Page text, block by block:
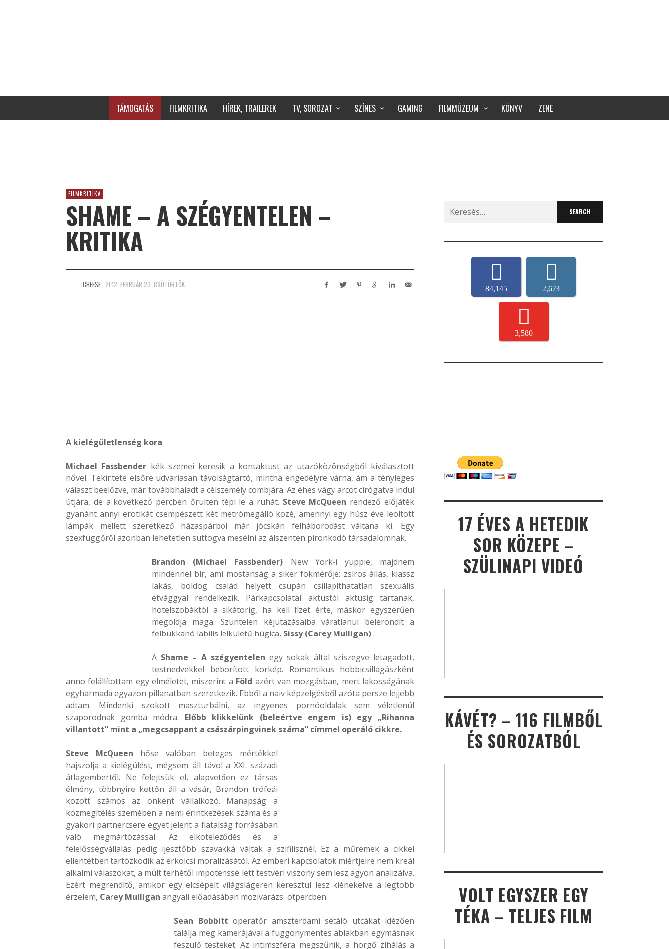
TÁMOGATÁS FILMKRITIKA HÍREK, TRAILEREK TV, SOROZAT SZÍNES GAMING FILMMÚZEUM KÖNYV ZENE
FILMKRITIKA
SHAME – A SZÉGYENTELEN –
KRITIKA
CHEESE 2012. FEBRUÁR 23. CSÜTÖRTÖK
A kielégületlenség kora
Michael Fassbender kék szemei keresik a kontaktust az utazóközönségből kiválasztott
nővel. Tekintete elsőre udvariasan távolságtartó, mintha engedélyre várna, ám a tényleges
választ beelőzve, már továbbhaladt a célszemély combjára. Az éhes vágy arcot cirógatva indul
útjára, de a következő percben őrülten tépi le a ruhát. Steve McQueen rendező előjáték
gyanánt annyi erotikát csempészett két metrómegálló közé, amennyi egy húsz éve leoltott
lámpák mellett szeretkező házaspárból már jócskán felháborodást váltana ki. Egy
szexfüggőről azonban lehetetlen suttogva mesélni az álszenten pironkodó társadalomnak.
Brandon (Michael Fassbender) New York-i yuppie, majdnem
mindennel bír, ami mostanság a siker fokmérője: zsíros állás, klassz
lakás, boldog család helyett csupán csillapíthatatlan szexuális
étvággyal rendelkezik. Párkapcsolatai aktustól aktusig tartanak,
hotelszobáktól a sikátorig, ha kell fizet érte, máskor egyszerűen
megoldja maga. Szüntelen kéjutazásaiba váratlanul belerondít a
felbukkanó labilis lelkületű húgica, Sissy (Carey Mulligan).
A Shame – A szégyentelen egy sokak által sziszegve letagadott,
testnedvekkel beborított korkép. Romantikus hobbicsillagászként
anno felállítottam egy elméletet, miszerint a Föld azért van mozgásban, mert lakosságának
egyharmada egyazon pillanatban szeretkezik. Ebből a naiv képzelgésből azóta persze lejjebb
adtam. Mindenki szokott maszturbálni, az ingyenes pornóoldalak sem véletlenül
szaporodnak gomba módra. Előbb klikkelünk (beleértve engem is) egy „Rihanna
villantott” mint a „megcsappant a császárpingvinek száma” címmel operáló cikkre.
Steve McQueen hőse valóban beteges mértékkel
hajszolja a kielégülést, mégsem áll távol a XXI. századi
átlagembertől. Ne felejtsük el, alapvetően ez társas
élmény, többnyire kettőn áll a vásár, Brandon trófeái
között számos az önként vállalkozó. Manapság a
közmegítélés szemében a nemi érintkezések száma és a
gyakori partnercsere egyet jelent a fiatalság forrásában
való megmártózással. Az elköteleződés és a
felelősségvállalás pedig ijesztőbb szavakká váltak a szifilisznél. Ez a műremek a cikkel
ellentétben tartózkodik az erkölcsi moralizásától. Az emberi kapcsolatok miértjeire nem kreál
alkalmi válaszokat, a múlt terhétől impotenssé lett testvéri viszony sem lesz agyon analizálva.
Ezért megrendítő, amikor egy elcsépelt világslágeren keresztül lesz kiénekelve a legtöbb
érzelem, Carey Mulligan angyali előadásában mozivarázs ötpercben.
Sean Bobbitt operatőr amszterdami sétáló utcákat idézően
találja meg kamerájával a függönymentes ablakban egymásnak
feszülő testeket. Az intimszféra megszűnik, a hörgő zihálás a
Search
for:
84,145 2,673
3,580
17 ÉVES A HETEDIK
SOR KÖZEPE –
SZÜLINAPI VIDEÓ
KÁVÉT? – 116 FILMBŐL
ÉS SOROZATBÓL
VOLT EGYSZER EGY
TÉKA – TELJES FILM